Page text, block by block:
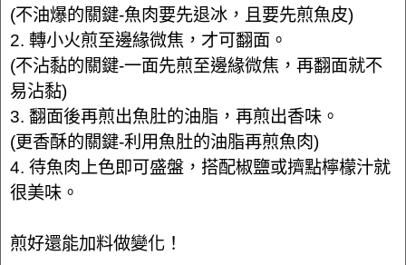
(不油爆的關鍵-魚肉要先退冰，且要先煎魚皮)
2. 轉小火煎至邊緣微焦，才可翻面。
(不沾黏的關鍵-一面先煎至邊緣微焦，再翻面就不
易沾黏)
3. 翻面後再煎出魚肚的油脂，再煎出香味。
(更香酥的關鍵-利用魚肚的油脂再煎魚肉)
4. 待魚肉上色即可盛盤，搭配椒鹽或擠點檸檬汁就
很美味。
煎好還能加料做變化！